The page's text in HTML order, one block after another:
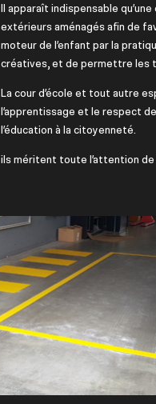
Il apparaît indispensable
extérieurs aménagés afin de
moteur de l’enfant par la
créatives, et de permettre les
La cour d’école et tout autre
l’apprentissage et le respect
l’éducation à la citoyenneté.
ils méritent toute l’attention de